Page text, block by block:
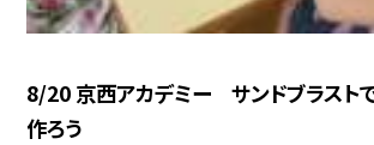
8/20 京西アカデミー サンドブラスト
作ろう